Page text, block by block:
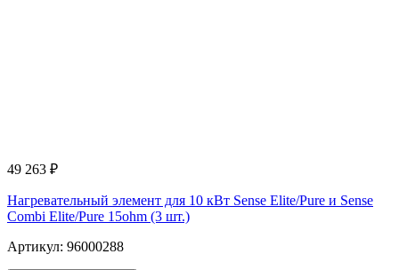
49 263 ₽
Нагревательный элемент для 10 кВт Sense Elite/Pure и Sense
Combi Elite/Pure 15ohm (3 шт.)
Артикул: 96000288